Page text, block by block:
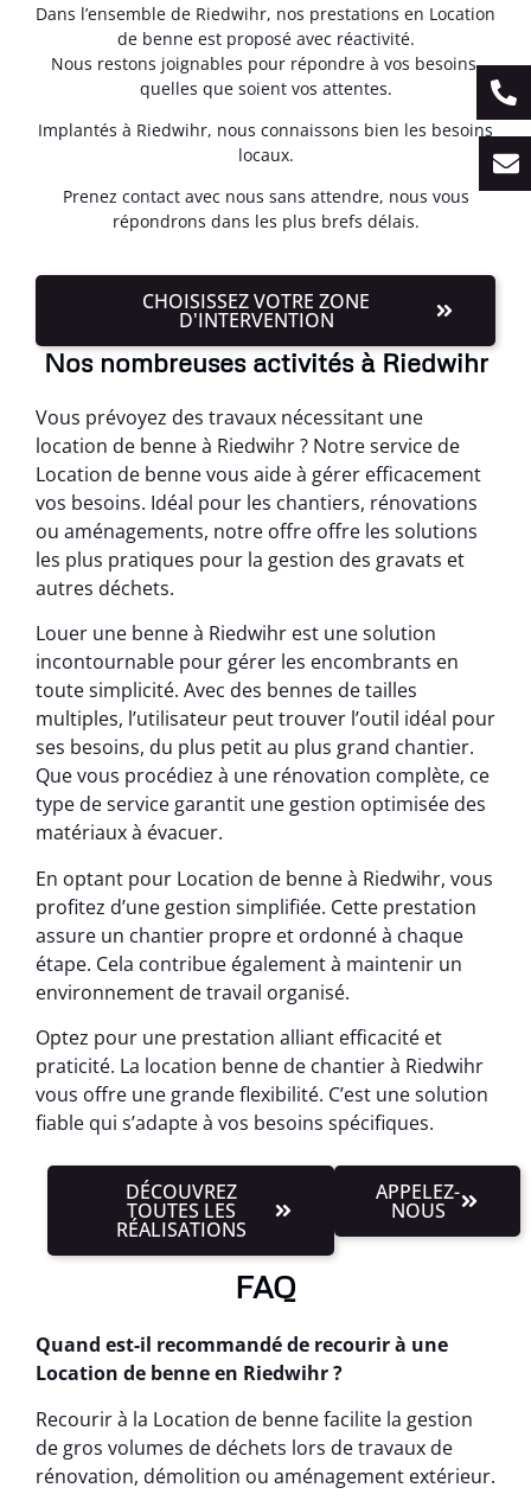
Dans l’ensemble de Riedwihr, nos prestations en Location
de benne est proposé avec réactivité.
Nous restons joignables pour répondre à vos besoins,
quelles que soient vos attentes.
Implantés à Riedwihr, nous connaissons bien les besoins
locaux.
Prenez contact avec nous sans attendre, nous vous
répondrons dans les plus brefs délais.
CHOISISSEZ VOTRE ZONE
D'INTERVENTION
Nos nombreuses activités à Riedwihr
Vous prévoyez des travaux nécessitant une
location de benne à Riedwihr ? Notre service de
Location de benne vous aide à gérer efficacement
vos besoins. Idéal pour les chantiers, rénovations
ou aménagements, notre offre offre les solutions
les plus pratiques pour la gestion des gravats et
autres déchets.
Louer une benne à Riedwihr est une solution
incontournable pour gérer les encombrants en
toute simplicité. Avec des bennes de tailles
multiples, l’utilisateur peut trouver l’outil idéal pour
ses besoins, du plus petit au plus grand chantier.
Que vous procédiez à une rénovation complète, ce
type de service garantit une gestion optimisée des
matériaux à évacuer.
En optant pour Location de benne à Riedwihr, vous
profitez d’une gestion simplifiée. Cette prestation
assure un chantier propre et ordonné à chaque
étape. Cela contribue également à maintenir un
environnement de travail organisé.
Optez pour une prestation alliant efficacité et
praticité. La location benne de chantier à Riedwihr
vous offre une grande flexibilité. C’est une solution
fiable qui s’adapte à vos besoins spécifiques.
DÉCOUVREZ
TOUTES LES
RÉALISATIONS
APPELEZ-
NOUS
FAQ
Quand est-il recommandé de recourir à une
Location de benne en Riedwihr ?
Recourir à la Location de benne facilite la gestion
de gros volumes de déchets lors de travaux de
rénovation, démolition ou aménagement extérieur.